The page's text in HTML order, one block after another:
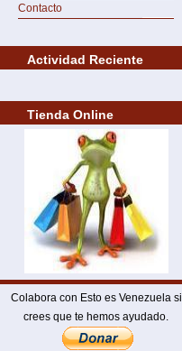
Contacto
Actividad Reciente
Tienda Online
Colabora con Esto es Venezuela si
crees que te hemos ayudado.